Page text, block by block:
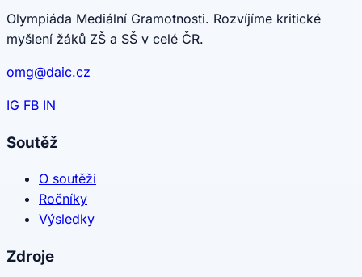
Olympiáda Mediální Gramotnosti. Rozvíjíme kritické
myšlení žáků ZŠ a SŠ v celé ČR.
omg@daic.cz
IG FB IN
Soutěž
O soutěži
Ročníky
Výsledky
Zdroje